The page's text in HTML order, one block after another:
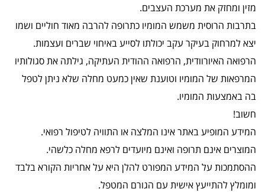
מזין ומחזק את מערכת העצבים.
בתרבות הרוסית משמש המומיו כתרופה להרבה מאוד חוליים ושמו
יצא למרחוק בעיקר עקב יכולתו לסייע באיחוי שברים ועצמות.
הרפואה האיורוודית, הרפואה ההודית העתיקה, גילתה את סגולותיו
המרפאות של המומיו וטוענת שאין כמעט מחלה שלא ניתן לטפל
בה באמצעות המומיו.
חשוב!
המידע המופיע באתר אינו המלצה או התוויה לטיפול רפואי.
המוצרים אינם תרופה ואינם מיועדים לרפא מחלה כלשהי.
ההסתמכות על המידע המפורט להלן היא על אחריות הקורא בלבד
ומומלץ להתייעץ אישית עם הגורם המטפל.